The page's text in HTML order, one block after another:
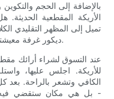
بالإضافة إلى الحجم
الأريكة المقطعية
تميل إلى المظهر التقليدي
ديكور غرفة معيشتك، واختر تصميمًا يناسب ذوقك الشخصي.
عند التسوق لشراء أرائك
للأريكة. اجلس عليها،
الكافي وتشعر بالراحة.
- بل هي مكان ستقضي فيه